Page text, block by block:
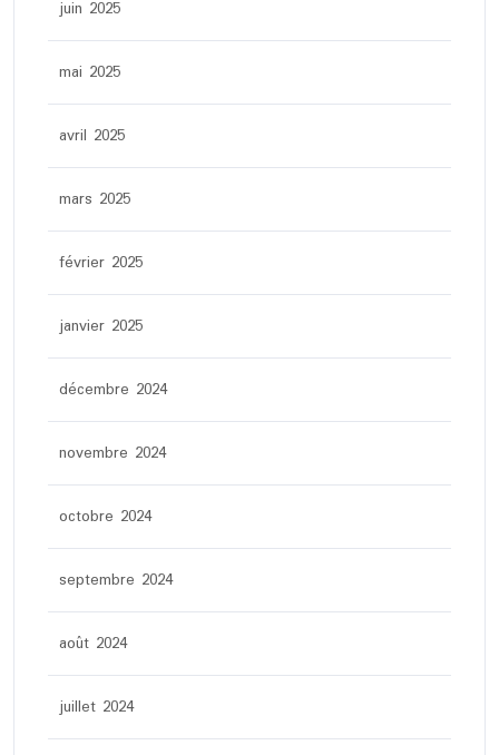
juin 2025
mai 2025
avril 2025
mars 2025
février 2025
janvier 2025
décembre 2024
novembre 2024
octobre 2024
septembre 2024
août 2024
juillet 2024